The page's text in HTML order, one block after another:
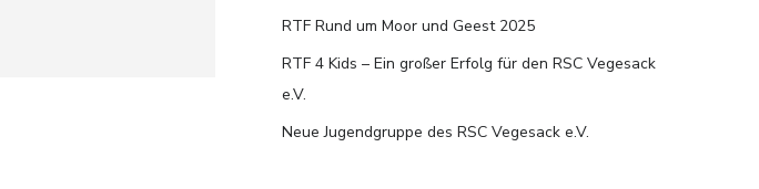
RTF Rund um Moor und Geest 2025
RTF 4 Kids – Ein großer Erfolg für den RSC Vegesack
e.V.
Neue Jugendgruppe des RSC Vegesack e.V.